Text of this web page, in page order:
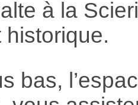
à la
bas,